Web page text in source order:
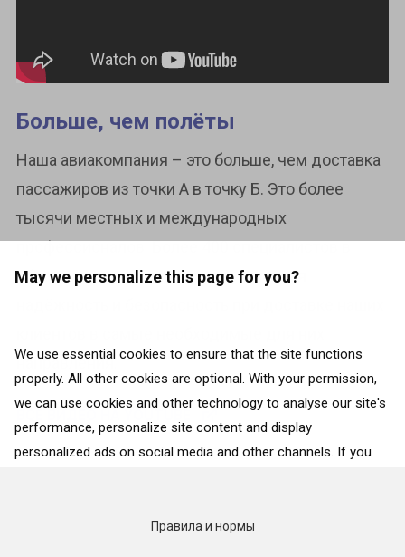
May we personalize this page for you?
We use essential cookies to ensure that the site functions
properly. All other cookies are optional. With your permission,
we can use cookies and other technology to analyse our site's
performance, personalize site content and display
personalized ads on social media and other channels. If you
interactions with the site, click on “Adjust selection”. To reject
Больше, чем полёты
Наша авиакомпания – это больше, чем доставка
пассажиров из точки А в точку Б. Это более
тысячи местных и международных
профессионалов. Более 400 специалистов в
области высоких технологий. Высокая
направления.
Правила и нормы